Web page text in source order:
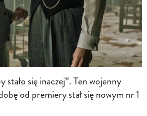
stało się inaczej”. Ten wojenny
od premiery stał się nowym nr 1